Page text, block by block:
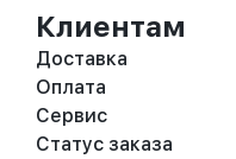
Клиентам
Доставка
Оплата
Сервис
Статус заказа